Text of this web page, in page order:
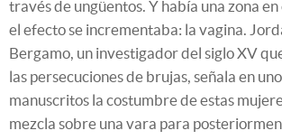
través de ungüentos. Y había una zona
el efecto se incrementaba: la vagina.
Bergamo, un investigador del siglo XV
las persecuciones de brujas, señala en
manuscritos la costumbre de estas
mezcla sobre una vara para